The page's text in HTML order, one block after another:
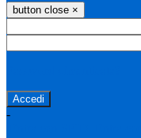
button close ×
-